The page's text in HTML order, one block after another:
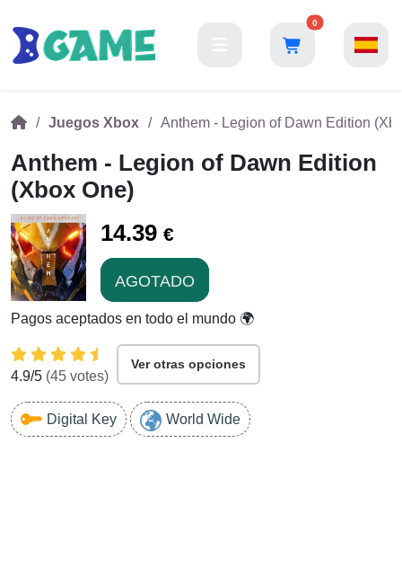
0
Juegos Xbox Anthem - Legion of Dawn Edition
Anthem - Legion of Dawn Edition
(Xbox One)
14.39 €
AGOTADO
Pagos aceptados en todo el mundo 🌍
4.9/5 (45 votes)
Ver otras opciones
Digital Key World Wide